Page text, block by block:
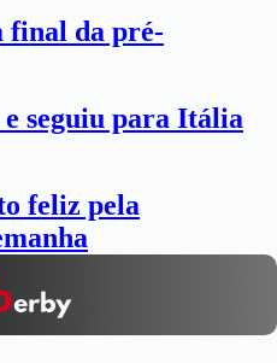
final da pré-
seguiu para Itália
feliz pela